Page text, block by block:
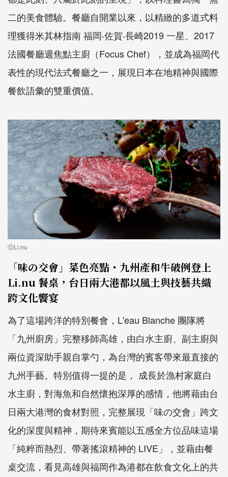
二的美食體驗。餐廳自開業以來，以精緻的多道式料
理獲得米其林指南 福岡‧佐賀‧長崎2019 一星、2017
法國餐廳週焦點主廚（Focus Chef），並成為福岡代
表性的現代法式餐廳之一，展現日本在地精神與國際
餐飲語彙的雙重價值。
ⓒLi.nu
「味の交會」菜色亮點・九州產和牛破例登上
Li.nu 餐桌，台日兩大港都以風土與技藝共織
跨文化饗宴
為了這場跨洋的特別餐會，L'eau Blanche 團隊將
「九州廚房」完整移師高雄，由白水主廚、副主廚與
兩位資深助手親自掌勺，為台灣的賓客帶來最直接的
九州手藝。特別值得一提的是， 成長於漁村家庭白
水主廚，對海魚和自然懷抱深厚的感情，他將藉由台
日兩大港灣的食材對照，完整展現「味の交會」跨文
化的深度與精神，期待來賓能以五感全方位品味這場
「純粹而熱烈、帶著搖滾精神的 LIVE」，並藉由餐
桌交流，看見高雄與福岡作為港都在飲食文化上的共